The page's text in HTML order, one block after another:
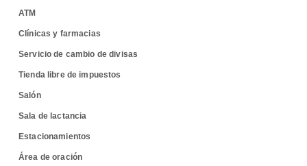
ATM
Clínicas y farmacias
Servicio de cambio de divisas
Tienda libre de impuestos
Salón
Sala de lactancia
Estacionamientos
Área de oración